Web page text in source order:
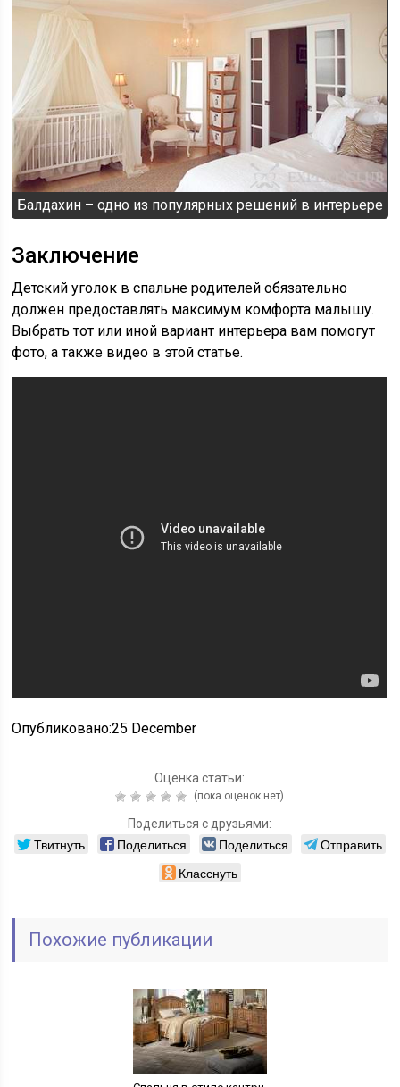
Балдахин – одно из популярных решений в интерьере
Заключение
Детский уголок в спальне родителей обязательно
должен предоставлять максимум комфорта малышу.
Выбрать тот или иной вариант интерьера вам помогут
фото, а также видео в этой статье.
Опубликовано:25 December
Оценка статьи:
(пока оценок нет)
Поделиться с друзьями:
Твитнуть Поделиться Поделиться
Отправить
Класснуть
Похожие публикации